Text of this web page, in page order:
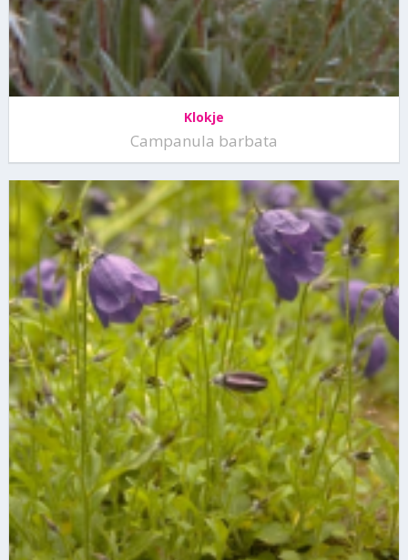
Klokje
Campanula barbata